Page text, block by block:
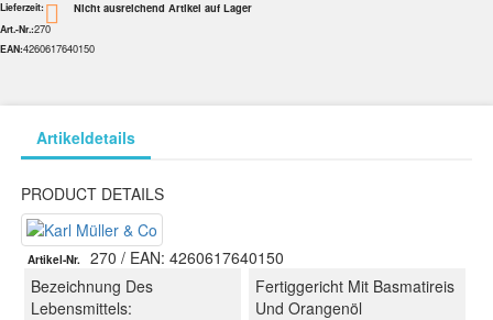
Lieferzeit:  Nicht ausreichend Artikel auf Lager
Art.-Nr.:270
EAN:4260617640150
Artikeldetails
PRODUCT DETAILS
Artikel-Nr. 270 / EAN: 4260617640150
Bezeichnung Des
Lebensmittels:
Fertiggericht Mit Basmatireis
Und Orangenöl